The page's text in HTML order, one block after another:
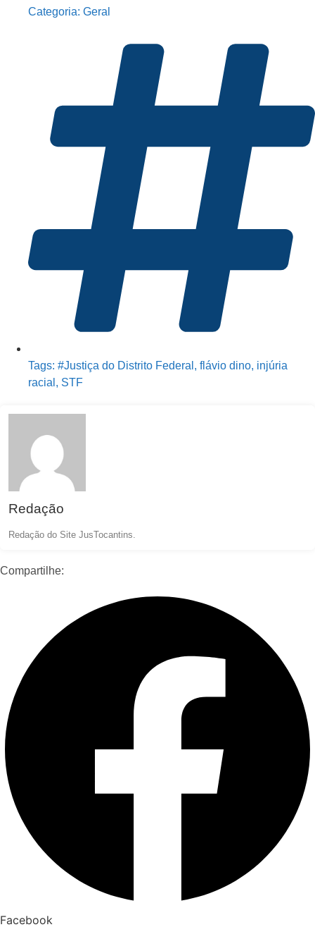
Categoria: Geral
Tags: #Justiça do Distrito Federal , flávio dino, injúria
racial , STF
Redação
Redação do Site JusTocantins.
Compartilhe:
Facebook